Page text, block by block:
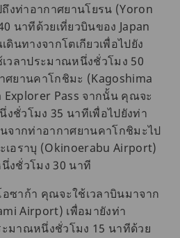
ท่าอากาศยานโยรน (Yoron
นาทีด้วยเที่ยวบินของ Japan
นทางจากโตเกียวเพื่อไปยัง
วลาประมาณหนึ่งชั่วโมง 50
ศยานคาโกชิมะ (Kagoshima
Explorer Pass จากนั้น คุณจะ
ชั่วโมง 35 นาทีเพื่อไปยังท่า
จากท่าอากาศยานคาโกชิมะไป
เอราบุ (Okinoerabu Airport)
งชั่วโมง 30 นาที
ซาก้า คุณจะใช้เวลาบินมาจาก
Airport) เพื่อมายังท่า
มาณหนึ่งชั่วโมง 15 นาทีด้วย